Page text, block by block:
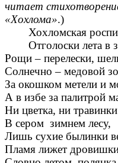
читает
«Хохлома».)
Хохломская
Отголоски лета в
Рощи – перелески,
Солнечно – медовой
За окошком метели и
А в избе за палитрой
Ни цветка, ни травинки
В сером зимнем лесу,
Лишь сухие былинки
Пламя лижет